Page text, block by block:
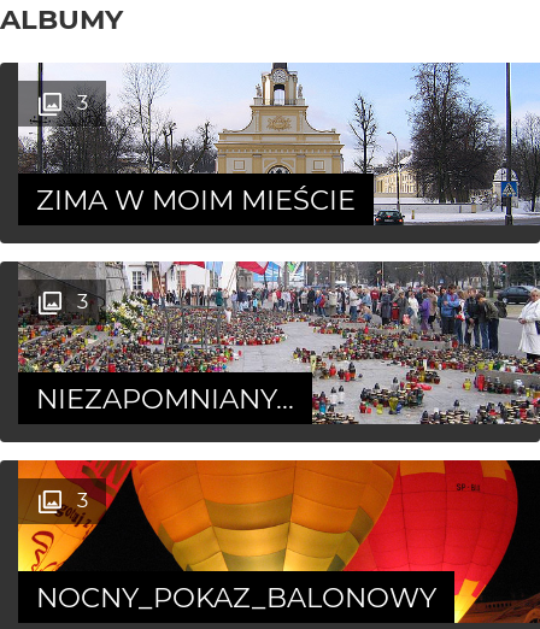
ALBUMY
3
ZIMA W MOIM MIEŚCIE
3
NIEZAPOMNIANY...
3
NOCNY_POKAZ_BALONOWY